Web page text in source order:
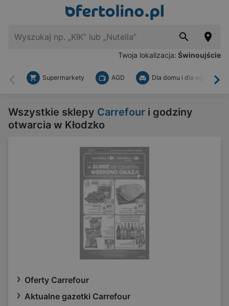
Twoja lokalizacja: Świnoujście
Wstecz
Supermarkety AGD Dla domu i dla ogrodu
Wszystkie sklepy Carrefour i godziny
otwarcia w Kłodzko
Oferty Carrefour
Aktualne gazetki Carrefour